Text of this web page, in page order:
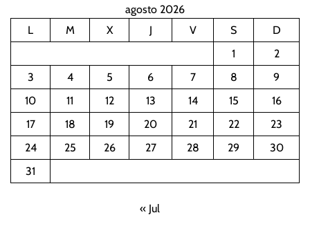
agosto 2026
L
M X J V S
D
1
2
3
4 5 6 7 8
9
10
11 12 13 14 15
16
17
18 19 20 21 22
23
24
25 26 27 28 29
30
31
« Jul